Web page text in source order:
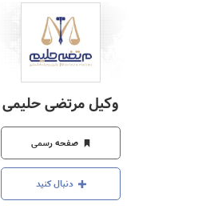
اخبار
تایید
شده
شرکت‌ها،
سازمان‌ها
و
روابط
عمومی‌ها
وکیل مرتضی حلیمی
صفحه رسمی
دنبال کنید